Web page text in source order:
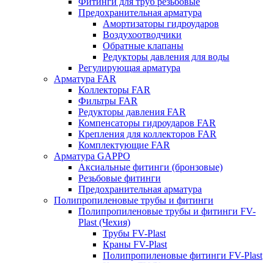
Предохранительная арматура
Амортизаторы гидроударов
Воздухоотводчики
Обратные клапаны
Редукторы давления для воды
Регулирующая арматура
Арматура FAR
Коллекторы FAR
Фильтры FAR
Редукторы давления FAR
Компенсаторы гидроударов FAR
Крепления для коллекторов FAR
Комплектующие FAR
Арматура GAPPO
Аксиальные фитинги (бронзовые)
Резьбовые фитинги
Предохранительная арматура
Полипропиленовые трубы и фитинги
Полипропиленовые трубы и фитинги FV-
Plast (Чехия)
Трубы FV-Plast
Краны FV-Plast
Полипропиленовые фитинги FV-Plast